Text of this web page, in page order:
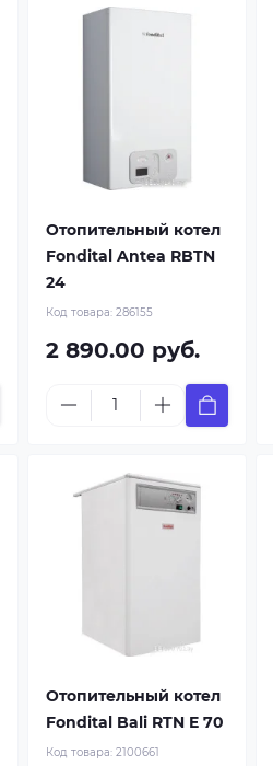
Отопительный котел
Fondital Antea RBTN
24
Код товара: 286155
2 890.00 руб.
Отопительный котел
Fondital Bali RTN E 70
Код товара: 2100661